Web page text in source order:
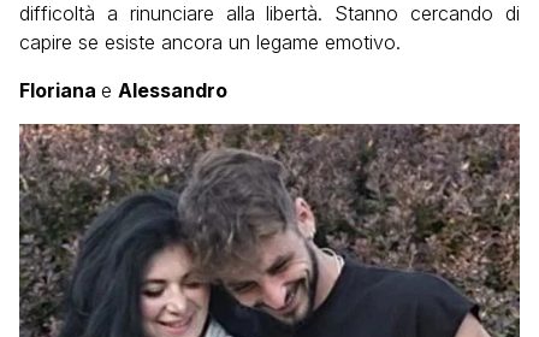
difficoltà a rinunciare alla libertà. Stanno cercando di
capire se esiste ancora un legame emotivo.
Floriana e Alessandro